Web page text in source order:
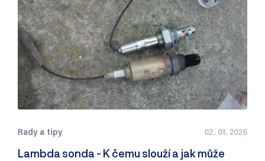
Rady a tipy 02. 01. 2026
Lambda sonda - K čemu slouží a jak může